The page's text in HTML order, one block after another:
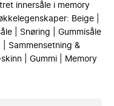
innersåle i memory
Beige |
| Snøring | Gummisåle
| Sammensetning &
| Gummi | Memory